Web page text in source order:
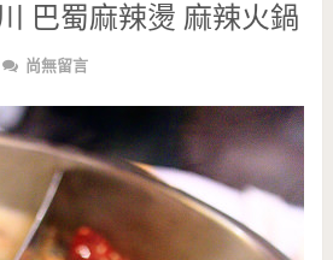
巴蜀麻辣燙 麻辣火鍋
尚無留言